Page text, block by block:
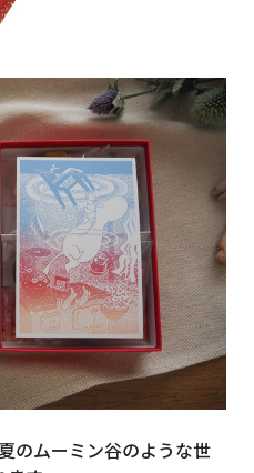
のムーミン谷のような世